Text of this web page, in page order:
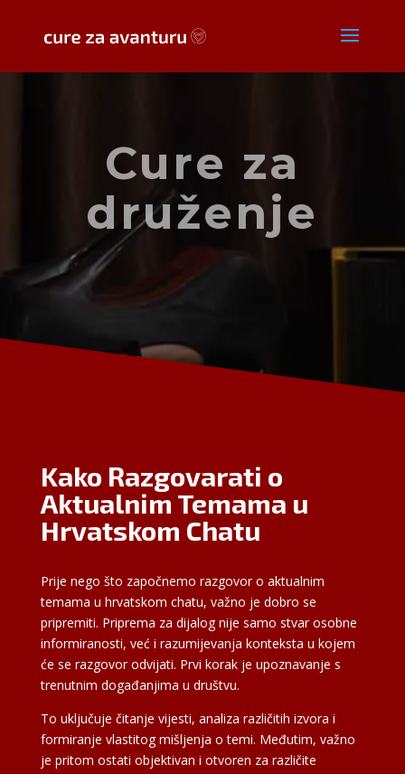
Cure za
druženje
Kako Razgovarati o
Aktualnim Temama u
Hrvatskom Chatu
Prije nego što započnemo razgovor o aktualnim
temama u hrvatskom chatu, važno je dobro se
pripremiti. Priprema za dijalog nije samo stvar osobne
informiranosti, već i razumijevanja konteksta u kojem
će se razgovor odvijati. Prvi korak je upoznavanje s
trenutnim događanjima u društvu.
To uključuje čitanje vijesti, analiza različitih izvora i
formiranje vlastitog mišljenja o temi. Međutim, važno
je pritom ostati objektivan i otvoren za različite